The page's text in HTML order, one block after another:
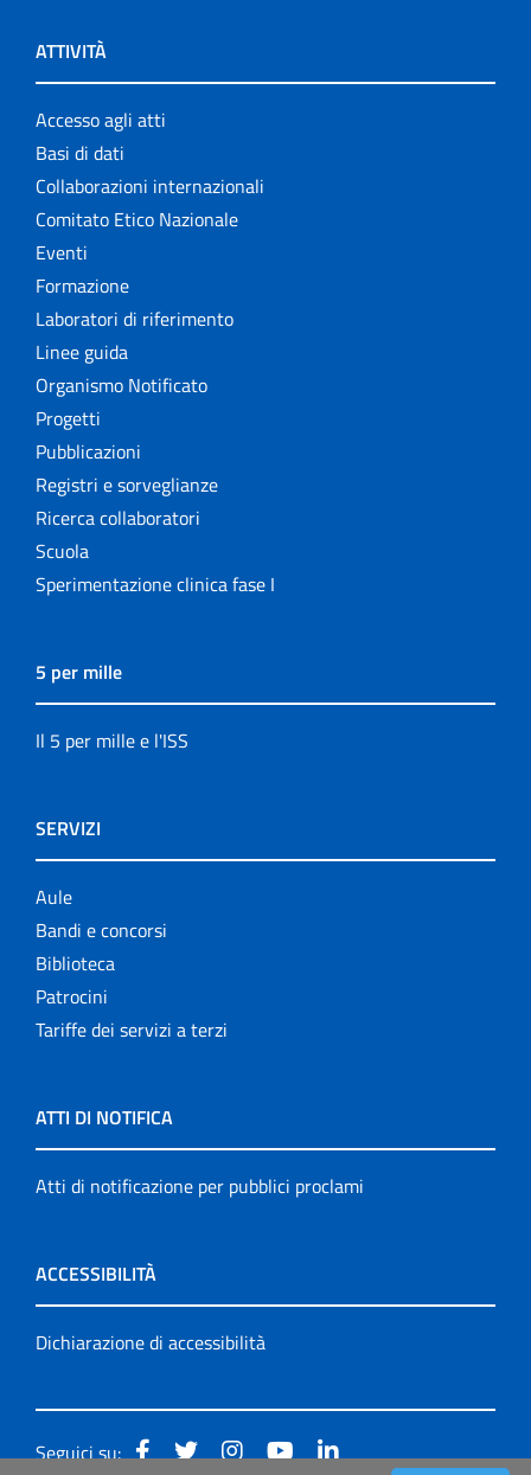
ATTIVITÀ
Accesso agli atti
Basi di dati
Collaborazioni internazionali
Comitato Etico Nazionale
Eventi
Formazione
Laboratori di riferimento
Linee guida
Organismo Notificato
Progetti
Pubblicazioni
Registri e sorveglianze
Ricerca collaboratori
Scuola
Sperimentazione clinica fase I
5 per mille
Il 5 per mille e l'ISS
SERVIZI
Aule
Bandi e concorsi
Biblioteca
Patrocini
Tariffe dei servizi a terzi
ATTI DI NOTIFICA
Atti di notificazione per pubblici proclami
ACCESSIBILITÀ
Dichiarazione di accessibilità
Seguici su: